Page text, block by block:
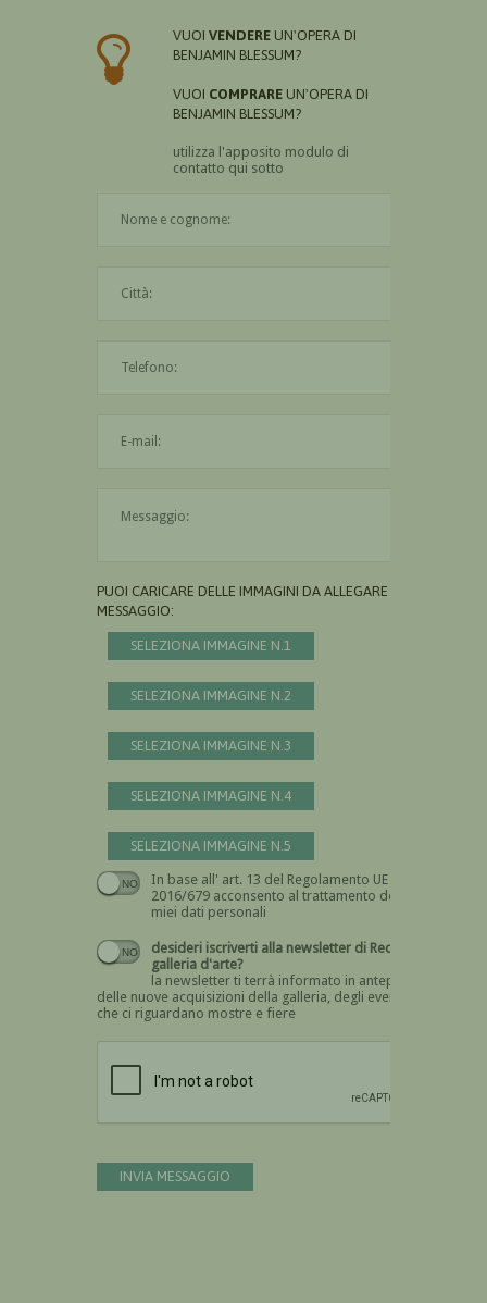
VUOI VENDERE UN'OPERA DI
BENJAMIN BLESSUM?
VUOI COMPRARE UN'OPERA DI
BENJAMIN BLESSUM?
utilizza l'apposito modulo di
contatto qui sotto
PUOI CARICARE DELLE IMMAGINI DA ALLEGARE AL
MESSAGGIO:
SELEZIONA IMMAGINE N.1
SELEZIONA IMMAGINE N.2
SELEZIONA IMMAGINE N.3
SELEZIONA IMMAGINE N.4
SELEZIONA IMMAGINE N.5
In base all' art. 13 del Regolamento UE n.
2016/679 acconsento al trattamento dei
miei dati personali
Devi dare il consenso
desideri iscriverti alla newsletter di Recta
galleria d'arte?
la newsletter ti terrà informato in anteprima
delle nuove acquisizioni della galleria, degli eventi
che ci riguardano mostre e fiere
INVIA MESSAGGIO